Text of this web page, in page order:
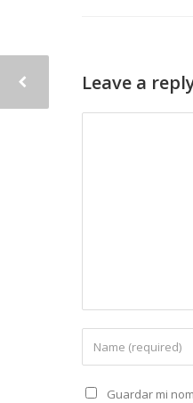
Leave a
Guardar mi